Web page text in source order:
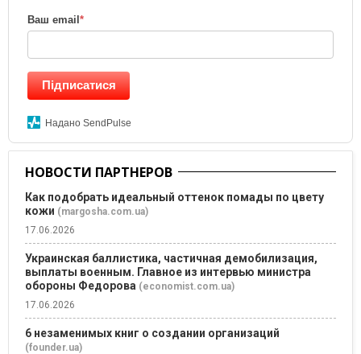
Ваш email*
Підписатися
Надано SendPulse
НОВОСТИ ПАРТНЕРОВ
Как подобрать идеальный оттенок помады по цвету
кожи (margosha.com.ua)
17.06.2026
Украинская баллистика, частичная демобилизация,
выплаты военным. Главное из интервью министра
обороны Федорова (economist.com.ua)
17.06.2026
6 незаменимых книг о создании организаций
(founder.ua)